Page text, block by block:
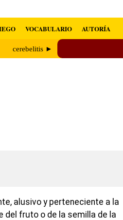
VOCABULARIO AUTORÍA
cerebelitis ►
alusivo y perteneciente a la
del fruto o de la semilla de la